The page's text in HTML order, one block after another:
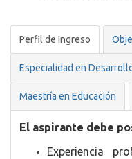
Perfil de Ingreso
Especialidad en
Maestría en Educación
El aspirante debe
Experiencia